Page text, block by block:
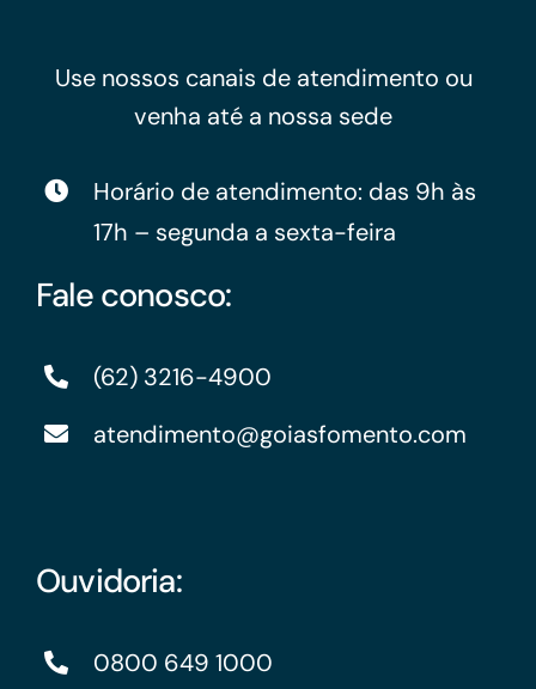
Use nossos canais de atendimento ou
venha até a nossa sede
Horário de atendimento: das 9h às
17h – segunda a sexta-feira
Fale conosco:
(62) 3216-4900
atendimento@goiasfomento.com
Ouvidoria:
0800 649 1000